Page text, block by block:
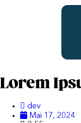
Lorem
dev
Mai 17, 2024